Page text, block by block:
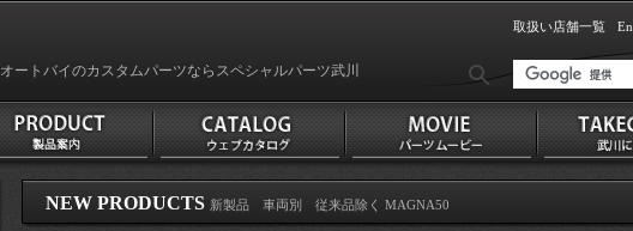
オートバイのカスタムパーツならスペシャルパーツ武川
取扱い店舗一覧
NEW PRODUCTS 新製品 車両別 従来品除く MAGNA50